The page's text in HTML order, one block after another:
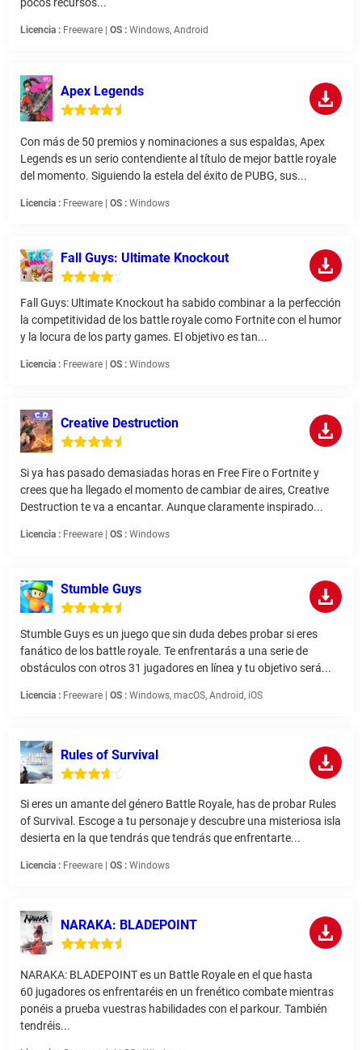
pocos recursos...
Licencia : Freeware | OS : Windows, Android
Apex Legends
Con más de 50 premios y nominaciones a sus espaldas, Apex
Legends es un serio contendiente al título de mejor battle royale
del momento. Siguiendo la estela del éxito de PUBG, sus...
Licencia : Freeware | OS : Windows
Fall Guys: Ultimate Knockout
Fall Guys: Ultimate Knockout ha sabido combinar a la perfección
la competitividad de los battle royale como Fortnite con el humor
y la locura de los party games. El objetivo es tan...
Licencia : Freeware | OS : Windows
Creative Destruction
Si ya has pasado demasiadas horas en Free Fire o Fortnite y
crees que ha llegado el momento de cambiar de aires, Creative
Destruction te va a encantar. Aunque claramente inspirado...
Licencia : Freeware | OS : Windows
Stumble Guys
Stumble Guys es un juego que sin duda debes probar si eres
fanático de los battle royale. Te enfrentarás a una serie de
obstáculos con otros 31 jugadores en línea y tu objetivo será...
Licencia : Freeware | OS : Windows, macOS, Android, iOS
Rules of Survival
Si eres un amante del género Battle Royale, has de probar Rules
of Survival. Escoge a tu personaje y descubre una misteriosa isla
desierta en la que tendrás que tendrás que enfrentarte...
Licencia : Freeware | OS : Windows
NARAKA: BLADEPOINT
NARAKA: BLADEPOINT es un Battle Royale en el que hasta
60 jugadores os enfrentaréis en un frenético combate mientras
ponéis a prueba vuestras habilidades con el parkour. También
tendréis...